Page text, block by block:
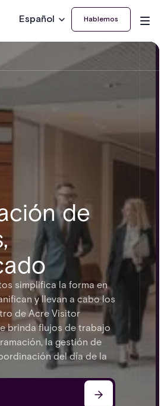
Español Hablemos
de
simplifica la forma en
y llevan a cabo los
de Acre Visitor
brinda flujos de trabajo
la gestión de
del día de la